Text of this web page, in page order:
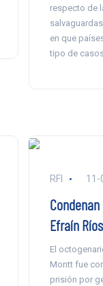
respecto de
en que
tipo de
RFI 11-
Efraín
El
Montt fue
prisión por